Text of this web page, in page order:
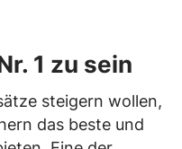
1 zu sein
steigern wollen,
das beste und